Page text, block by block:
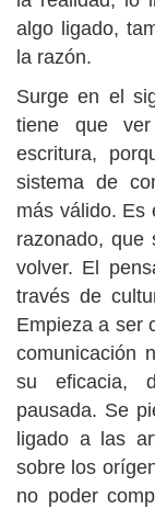
algo ligado,
la razón.
Surge en el
tiene que
escritura,
sistema de
más válido. Es
razonado,
volver. El
través de
Empieza a ser
comunicación
su eficacia,
pausada. Se
ligado a las
sobre los
no poder